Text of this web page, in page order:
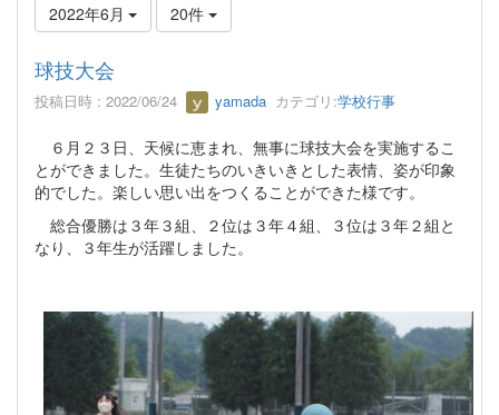
2022年6月 20件
球技大会
投稿日時 : 2022/06/24 yamada カテゴリ:学校行事
６月２３日、天候に恵まれ、無事に球技大会を実施するこ
とができました。生徒たちのいきいきとした表情、姿が印象
的でした。楽しい思い出をつくることができた様です。
総合優勝は３年３組、２位は３年４組、３位は３年２組と
なり、３年生が活躍しました。